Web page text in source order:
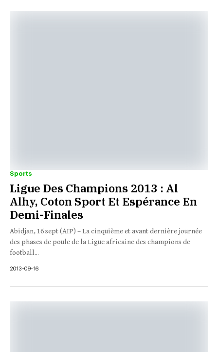
Sports
Ligue Des Champions 2013 : Al
Alhy, Coton Sport Et Espérance En
Demi-Finales
Abidjan, 16 sept (AIP) – La cinquième et avant dernière journée
des phases de poule de la Ligue africaine des champions de
football...
2013-09-16